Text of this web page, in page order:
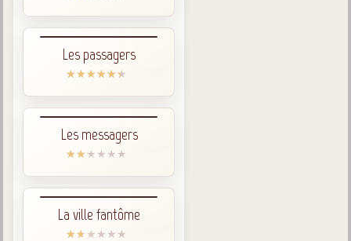
Les passagers
Les messagers
La ville fantôme